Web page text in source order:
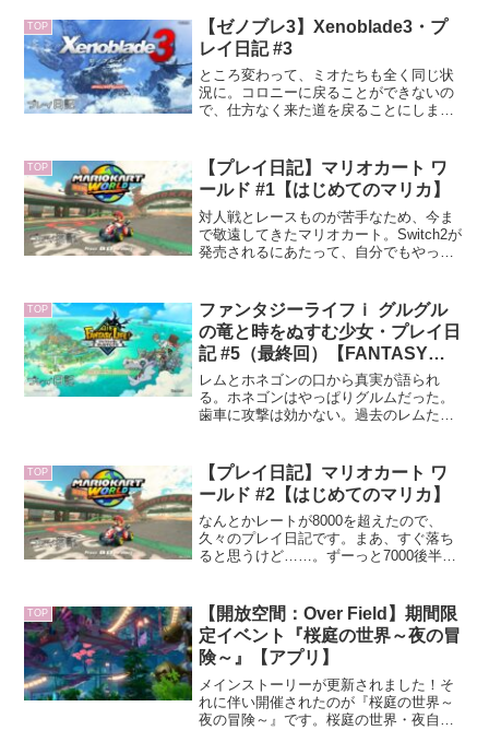
のが楽しみです。それでは記事のほうに
進みます※ネタバレに...
TOP
【ゼノブレ3】Xenoblade3・プ
レイ日記 #3
ところ変わって、ミオたちも全く同じ状
況に。コロニーに戻ることができないの
で、仕方なく来た道を戻ることにしま
のままではにっちもさっちもいかない
し、協力してシティーを目指そう！ と
いう流れに。
TOP
【プレイ日記】マリオカート ワ
ールド #1【はじめてのマリカ】
対人戦とレースものが苦手なため、今ま
で敬遠してきたマリオカート。Switch2が
発売されるにあたって、自分でもやって
ども、さすがに入れ替えが面倒なのでダ
ウンロード版を購...
TOP
ファンタジーライフｉ グルグル
の竜と時をぬすむ少女・プレイ日
記 #5（最終回）【FANTASY
LIFE】
レムとホネゴンの口から真実が語られ
る。ホネゴンはやっぱりグルムだった。
歯車に攻撃は効かない。過去のレムたち
なければいけなくなった。グルムがホネ
ゴン状態になったのも、その過程でのこ
と。
TOP
【プレイ日記】マリオカート ワ
ールド #2【はじめてのマリカ】
なんとかレートが8000を超えたので、
久々のプレイ日記です。まあ、すぐ落ち
ると思うけど……。ずーっと7000後半で
くちゃ低い。適正が7000後半くらいなん
だろうな。
TOP
【開放空間：Over Field】期間限
定イベント『桜庭の世界～夜の冒
険～』【アプリ】
メインストーリーが更新されました！そ
れに伴い開催されたのが『桜庭の世界～
夜の冒険～』です。桜庭の世界・夜自体